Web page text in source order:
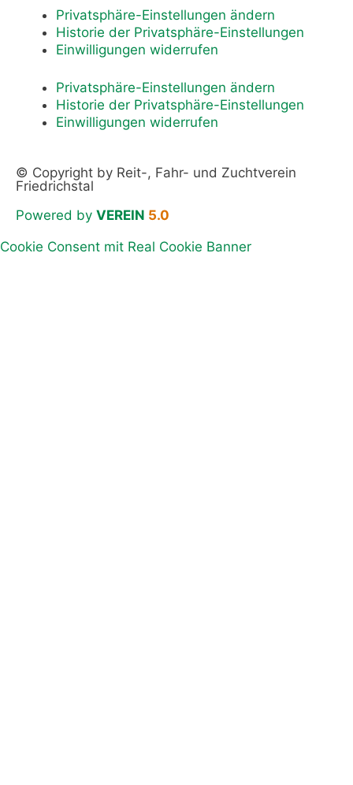
Privatsphäre-Einstellungen ändern
Historie der Privatsphäre-Einstellungen
Einwilligungen widerrufen
Privatsphäre-Einstellungen ändern
Historie der Privatsphäre-Einstellungen
Einwilligungen widerrufen
© Copyright by Reit-, Fahr- und Zuchtverein
Friedrichstal
Powered by VEREIN 5.0
Cookie Consent mit Real Cookie Banner